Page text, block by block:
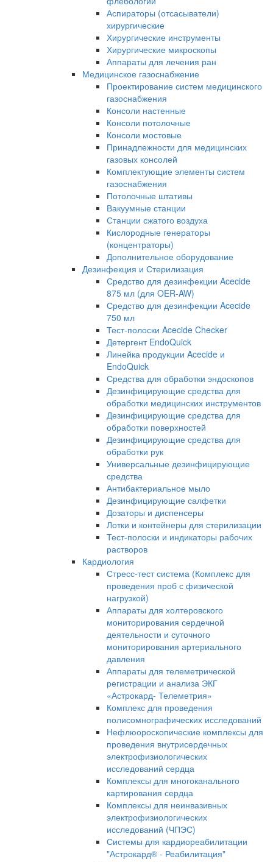
Аспираторы (отсасыватели)
хирургические
Хирургические инструменты
Хирургические микроскопы
Аппараты для лечения ран
Медицинское газоснабжение
Проектирование систем медицинского
газоснабжения
Консоли настенные
Консоли потолочные
Консоли мостовые
Принадлежности для медицинских
газовых консолей
Комплектующие элементы систем
газоснабжения
Потолочные штативы
Вакуумные станции
Станции сжатого воздуха
Кислородные генераторы
(концентраторы)
Дополнительное оборудование
Дезинфекция и Стерилизация
Средство для дезинфекции Acecide
875 мл (для OER-AW)
Средство для дезинфекции Acecide
750 мл
Тест-полоски Acecide Checker
Детергент EndoQuick
Линейка продукции Acecide и
EndoQuick
Средства для обработки эндоскопов
Дезинфицирующие средства для
обработки медицинских инструментов
Дезинфицирующие средства для
обработки поверхностей
Дезинфицирующие средства для
обработки рук
Универсальные дезинфицирующие
средства
Антибактериальное мыло
Дезинфицирующие салфетки
Дозаторы и диспенсеры
Лотки и контейнеры для стерилизации
Тест-полоски и индикаторы рабочих
растворов
Кардиология
Стресс-тест система (Комплекс для
проведения проб с физической
нагрузкой)
Аппараты для холтеровского
мониторирования сердечной
деятельности и суточного
мониторирования артериального
давления
Аппараты для телеметрической
регистрации и анализа ЭКГ
«Астрокард- Телеметрия»
Комплекс для проведения
полисомнографических исследований
Нефлюороскопические комплексы для
проведения внутрисердечных
электрофизиологических
исследований сердца
Комплексы для многоканального
картирования сердца
Комплексы для неинвазивных
электрофизиологических
исследований (ЧПЭС)
Системы для кардиореабилитации
"Астрокард® - Реабилитация"